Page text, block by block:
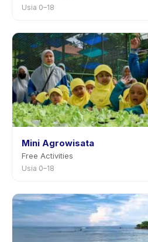
Usia 0–18
Mini Agrowisata
Free Activities
Usia 0–18